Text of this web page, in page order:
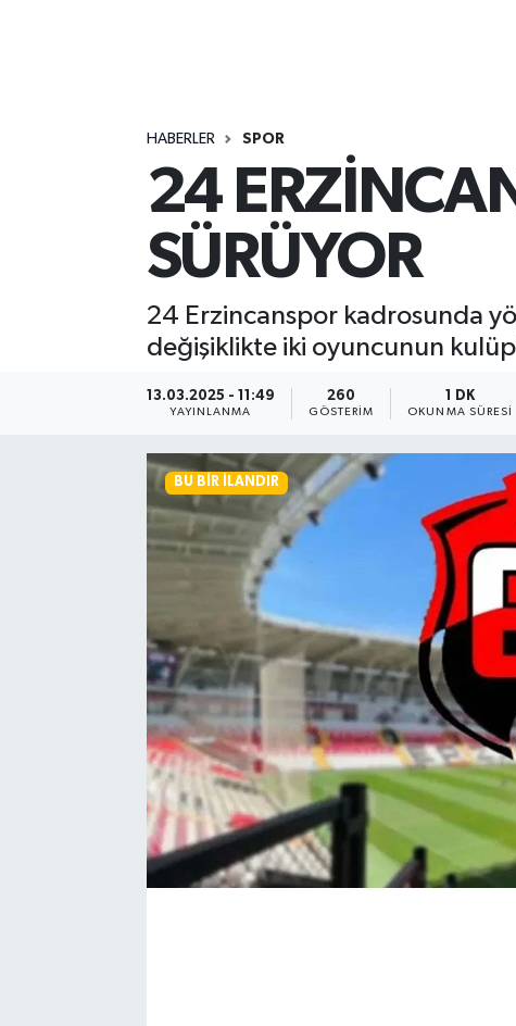
HABERLER SPOR
24
SÜRÜYOR
24 Erzincanspor kadrosunda
değişiklikte iki oyuncunun
13.03.2025 - 11:49
YAYINLANMA
260
GÖSTERIM
1 DK
OKUNMA SÜRESI
BU BIR İLANDIR